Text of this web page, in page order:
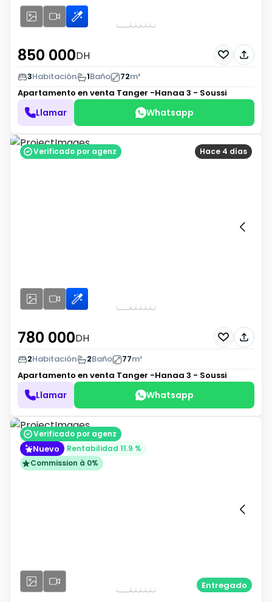
850 000DH
3Habitación 1Baño 72m²
Apartamento en venta Tanger -Hanaa 3 - Soussi
Llamar Whatsapp
Hace 4 días
Verificado por agenz
780 000DH
2Habitación 2Baño 77m²
Apartamento en venta Tanger -Hanaa 3 - Soussi
Llamar Whatsapp
Verificado por agenz
Nuevo
Rentabilidad 11.9 %
Commission à 0%
Entregado